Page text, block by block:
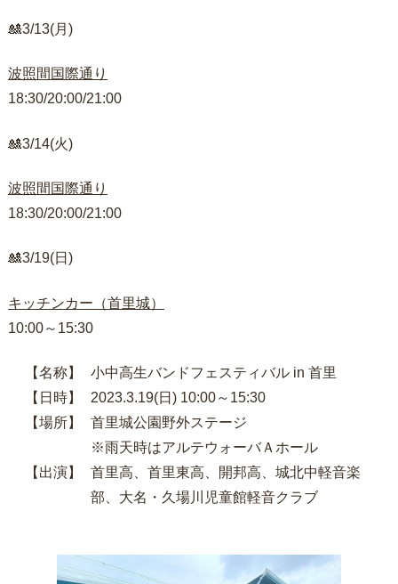
🎎3/13(月)
波照間国際通り
18:30/20:00/21:00
🎎3/14(火)
波照間国際通り
18:30/20:00/21:00
🎎3/19(日)
キッチンカー（首里城）
10:00～15:30
【名称】
小中高生バンドフェスティバル in 首里
【日時】
2023.3.19(日) 10:00～15:30
【場所】
首里城公園野外ステージ
※雨天時はアルテウォーバＡホール
【出演】
首里高、首里東高、開邦高、城北中軽音楽
部、大名・久場川児童館軽音クラブ